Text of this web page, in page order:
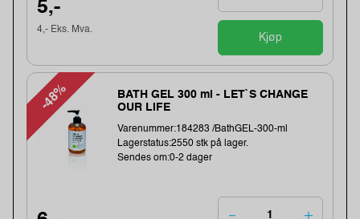
5,-
4,- Eks. Mva.
Kjøp
-48%
BATH GEL 300 ml - LET`S CHANGE
OUR LIFE
Varenummer:184283 /BathGEL-300-ml
Lagerstatus:2550 stk på lager.
Sendes om:0-2 dager